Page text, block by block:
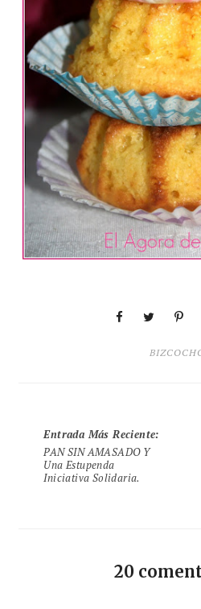
Entrada Más Reciente:
PAN SIN AMASADO Y
Una Estupenda
Iniciativa Solidaria.
20